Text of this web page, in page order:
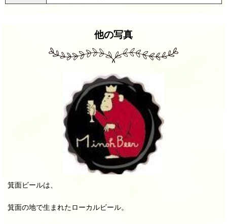
他の写真
箕面ビールは、
箕面の地で生まれたローカルビール。